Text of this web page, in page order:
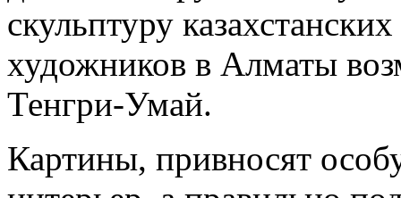
скульптуру
художников в Алматы
Тенгри-Умай.
Картины, привносят